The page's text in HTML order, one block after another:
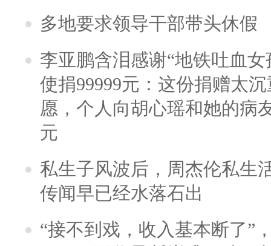
多地要求领导干部带头休假
李亚鹏含泪感谢“地铁吐血
使捐99999元：这份捐赠太
愿，个人向胡心瑶和她的病
元
私生子风波后，周杰伦私生
传闻早已经水落石出
“接不到戏，收入基本断了”